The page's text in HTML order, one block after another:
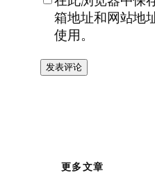
箱地址和网站地
使用。
更多文章